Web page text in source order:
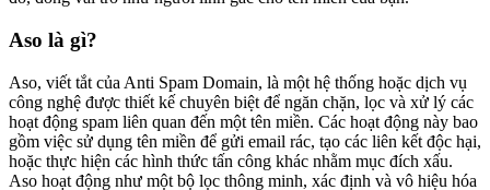
Aso là gì?
Aso, viết tắt của Anti Spam Domain, là một hệ thống hoặc dịch vụ
công nghệ được thiết kế chuyên biệt để ngăn chặn, lọc và xử lý các
hoạt động spam liên quan đến một tên miền. Các hoạt động này bao
gồm việc sử dụng tên miền để gửi email rác, tạo các liên kết độc hại,
hoặc thực hiện các hình thức tấn công khác nhằm mục đích xấu.
Aso hoạt động như một bộ lọc thông minh, xác định và vô hiệu hóa